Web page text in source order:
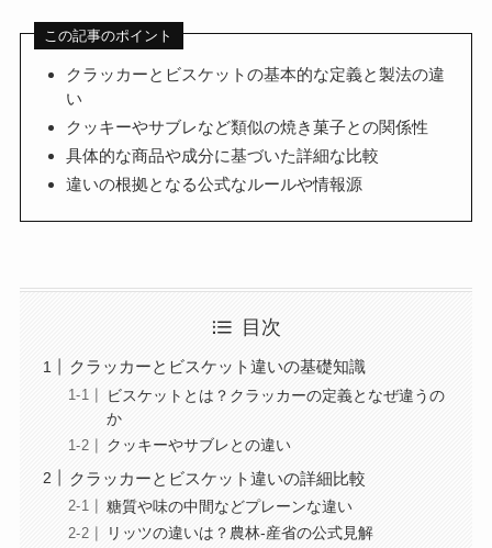
この記事のポイント
クラッカーとビスケットの基本的な定義と製法の違
い
クッキーやサブレなど類似の焼き菓子との関係性
具体的な商品や成分に基づいた詳細な比較
違いの根拠となる公式なルールや情報源
目次
クラッカーとビスケット違いの基礎知識
ビスケットとは？クラッカーの定義となぜ違うの
か
クッキーやサブレとの違い
クラッカーとビスケット違いの詳細比較
糖質や味の中間などプレーンな違い
リッツの違いは？農林-産省の公式見解